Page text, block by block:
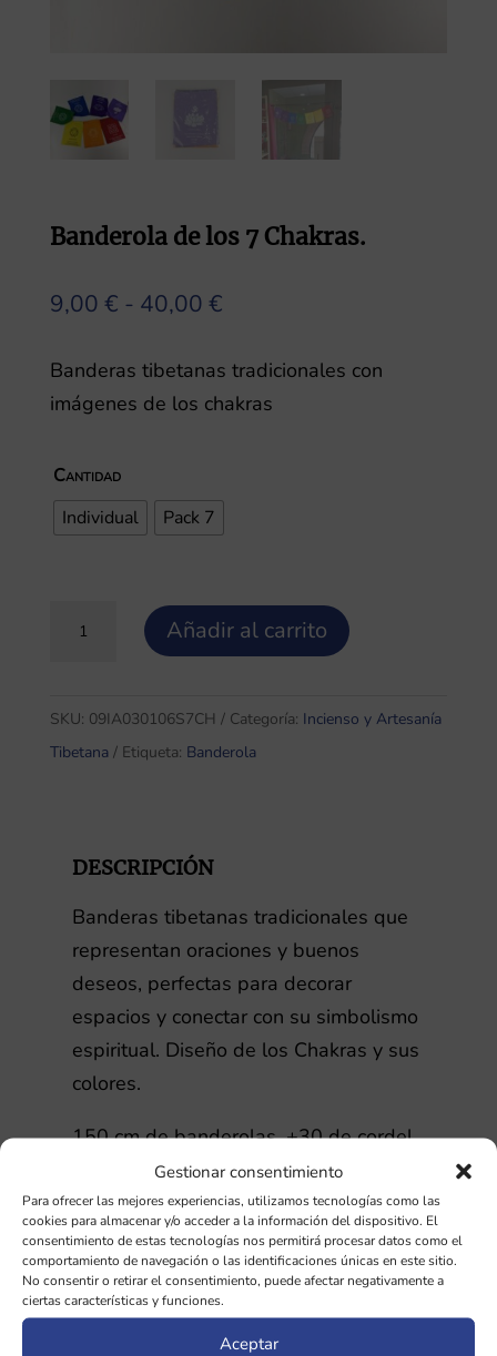
Gestionar consentimiento
Para ofrecer las mejores experiencias, utilizamos tecnologías como las
cookies para almacenar y/o acceder a la información del dispositivo. El
consentimiento de estas tecnologías nos permitirá procesar datos como el
comportamiento de navegación o las identificaciones únicas en este sitio.
No consentir o retirar el consentimiento, puede afectar negativamente a
ciertas características y funciones.
Aceptar
Banderola de los 7 Chakras.
9,00 € - 40,00 €Rango
precios:
desde
40,00 €
Banderas tibetanas tradicionales con
imágenes de los chakras
Cantidad
Individual
Pack 7
7
Chakras.
Añadir al carrito
SKU: 09IA030106S7CH Categoría: Incienso y Artesanía
Tibetana
Etiqueta: Banderola
DESCRIPCIÓN
Banderas tibetanas tradicionales que
representan oraciones y buenos
deseos, perfectas para decorar
espacios y conectar con su simbolismo
espiritual. Diseño de los Chakras y sus
colores.
150 cm de banderolas. +30 de cordel.
Individual 26X21
INFORMACIÓN ADICIONAL